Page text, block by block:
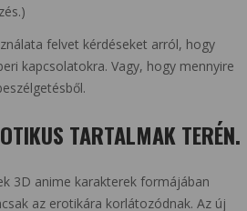
felvet kérdéseket arról, hogy
kapcsolatokra. Vagy, hogy mennyire
TARTALMAK TERÉN.
3D anime karakterek formájában
az erotikára korlátozódnak. Az új